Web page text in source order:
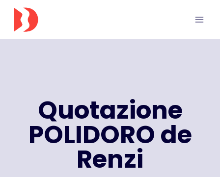
Salta
contenuto
Quotazione
POLIDORO de
Renzi